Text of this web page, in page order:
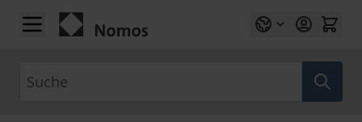
Zum Inhalt springen